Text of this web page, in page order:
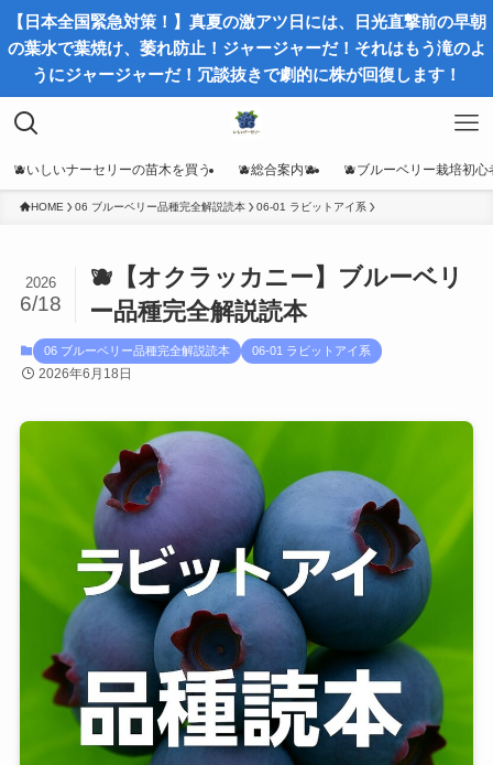
【日本全国緊急対策！】真夏の激アツ日には、日光直撃前の早朝
の葉水で葉焼け、萎れ防止！ジャージャーだ！それはもう滝のよ
うにジャージャーだ！冗談抜きで劇的に株が回復します！
🫐いしいナーセリーの苗木を買う 🫐総合案内🫐 🫐ブルーベリー栽培初心
HOME 06 ブルーベリー品種完全解説読本 06-01 ラビットアイ系
🫐【オクラッカニー】ブルーベリ
ー品種完全解説読本
2026
6/18
06 ブルーベリー品種完全解説読本 06-01 ラビットアイ系
2026年6月18日